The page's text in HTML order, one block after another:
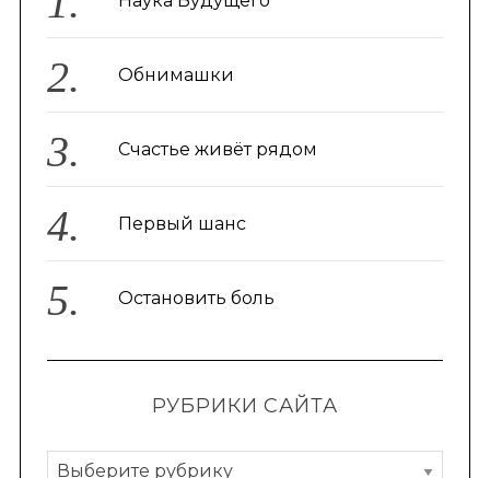
Обнимашки
Счастье живёт рядом
Первый шанс
Остановить боль
РУБРИКИ САЙТА
Р